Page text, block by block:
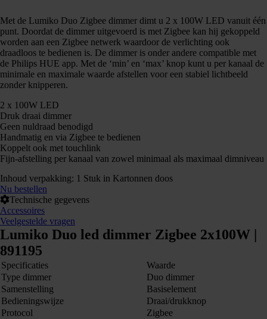
Met de Lumiko Duo Zigbee dimmer dimt u 2 x 100W LED vanuit één
punt. Doordat de dimmer uitgevoerd is met Zigbee kan hij gekoppeld
worden aan een Zigbee netwerk waardoor de verlichting ook
draadloos te bedienen is. De dimmer is onder andere compatible met
de Philips HUE app. Met de ‘min’ en ‘max’ knop kunt u per kanaal de
minimale en maximale waarde afstellen voor een stabiel lichtbeeld
zonder knipperen.
2 x 100W LED
Druk draai dimmer
Geen nuldraad benodigd
Handmatig en via Zigbee te bedienen
Koppelt ook met touchlink
Fijn-afstelling per kanaal van zowel minimaal als maximaal dimniveau
Inhoud verpakking: 1 Stuk in Kartonnen doos
Nu bestellen
Technische gegevens
Accessoires
Veelgestelde vragen
Lumiko Duo led dimmer Zigbee 2x100W |
891195
Specificaties
Waarde
Type dimmer
Duo dimmer
Samenstelling
Basiselement
Bedieningswijze
Draai/drukknop
Protocol
Zigbee